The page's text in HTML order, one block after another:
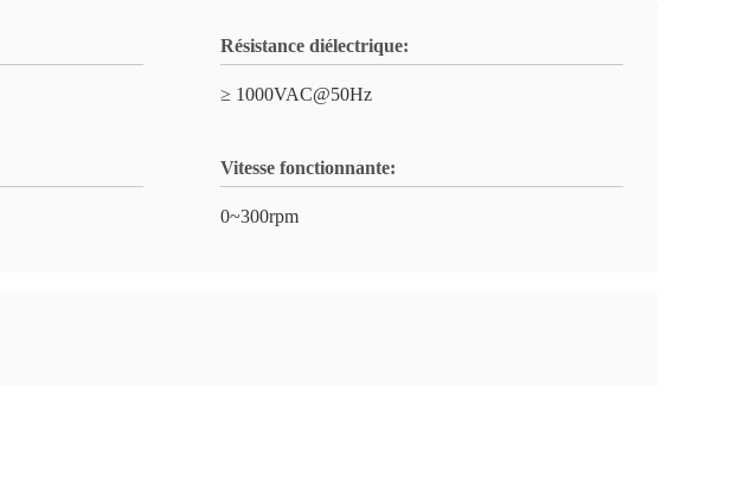
Résistance diélectrique:
≥ 1000VAC@50Hz
Vitesse fonctionnante:
0~300rpm